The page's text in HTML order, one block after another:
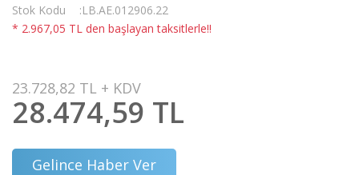
Stok Kodu
LB.AE.012906.22
* 2.967,05 TL den başlayan taksitlerle!!
23.728,82 TL + KDV
28.474,59 TL
Gelince Haber Ver